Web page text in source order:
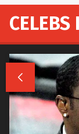
CELEBS
